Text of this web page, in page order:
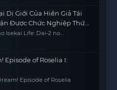
Dị Giới Của Hiền Giả Tái
Được Chức Nghiệp Thứ
Thành Người Mạnh Nhất
Isekai Life: Dai-2 no
Episode of Roselia I:
Episode of Roselia